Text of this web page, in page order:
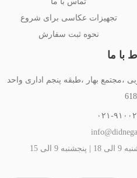
تجهیزات عکاسی برای شروع
نحوه ثبت سفارش
با ما
،مجتمع بهار ،طبقه پنجم اداری واحد
618
۹۱۰۰۲۶۴۰
15